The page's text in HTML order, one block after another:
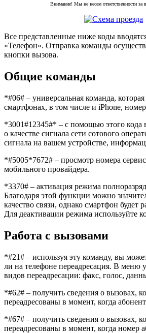
Внимание! Мы не несем ответственности за
Все представленные ниже коды
«Телефон». Отправка команды
кнопки вызова.
Общие команды
*#06# – универсальная команда,
смартфонах, в том числе и iPhone,
*3001#12345#* – с помощью этого кода
о качестве сигнала сети сотового
сигнала на вашем устройстве,
*#5005*7672# – просмотр номера
мобильного провайдера.
*3370# – активация режима
Благодаря этой функции можно
качество связи, однако смартфон будет
Для деактивации режима используйте
Работа с вызовами
*#21# – используя эту команду, вы
ли на телефоне переадресация. В меню
видов переадресации: факс, голос,
*#62# – получить сведения о вызовах,
переадресованы в момент, когда
*#67# – получить сведения о вызовах,
переадресованы в момент, когда номер